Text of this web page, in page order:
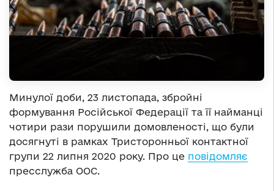
Минулої доби, 23 листопада, збройні
формування Російської Федерації та її найманці
чотири рази порушили домовленості, що були
досягнуті в рамках Тристоронньої контактної
групи 22 липня 2020 року. Про це повідомляє
пресслужба ООС.